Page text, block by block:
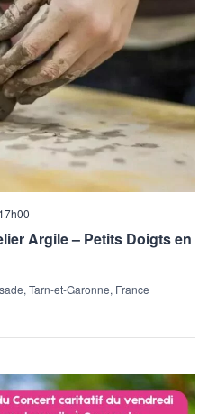
Argile – Petits Doigts en
17h00
Tarn-et-Garonne, France